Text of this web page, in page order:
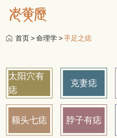
首页>命理学>手足之痣
太阳穴有
痣
克妻痣
额头七痣 脖子有痣